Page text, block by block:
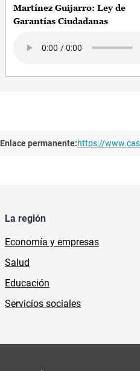
Martínez Guijarro: Ley de
Garantías Ciudadanas
Enlace permanente:https://
La región
Economía y empresas
Salud
Educación
Servicios sociales